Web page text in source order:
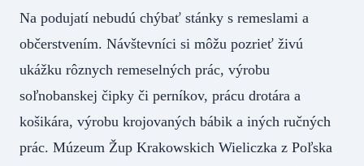
Na podujatí nebudú chýbať stánky s remeslami a
občerstvením. Návštevníci si môžu pozrieť živú
ukážku rôznych remeselných prác, výrobu
soľnobanskej čipky či perníkov, prácu drotára a
košikára, výrobu krojovaných bábik a iných ručných
prác. Múzeum Žup Krakowskich Wieliczka z Poľska